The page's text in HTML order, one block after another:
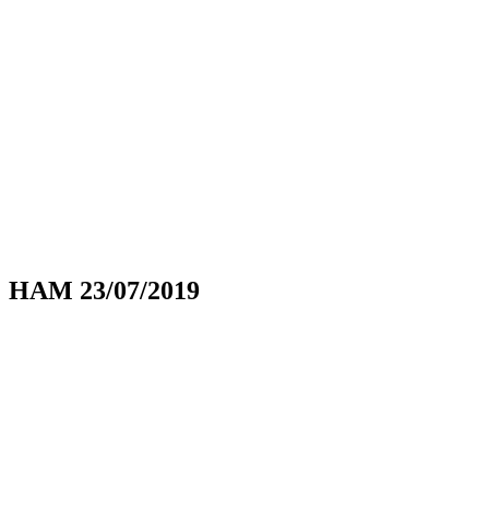
HAM 23/07/2019